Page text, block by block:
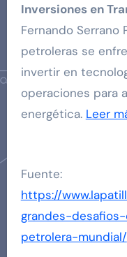
Inversiones en
Fernando Serrano
petroleras se
invertir en
operaciones para
energética. Leer
Fuente:
https://
grandes-
petrolera-mundial/